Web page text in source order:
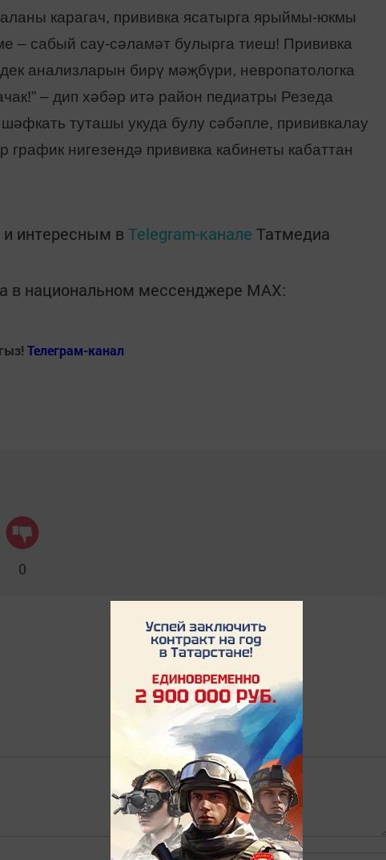
карагач, прививка ясатырга ярыймы-юкмы
– сабый сау-сәламәт булырга тиеш! Прививка
анализларын бирү мәҗбүри, невропатологка
– дип хәбәр итә район педиатры Резеда
туташы укуда булу сәбәпле, прививкалау
график нигезендә прививка кабинеты кабаттан
интересным в Telegram-канале Татмедиа
в национальном мессенджере MАХ:
Телеграм-канал
0